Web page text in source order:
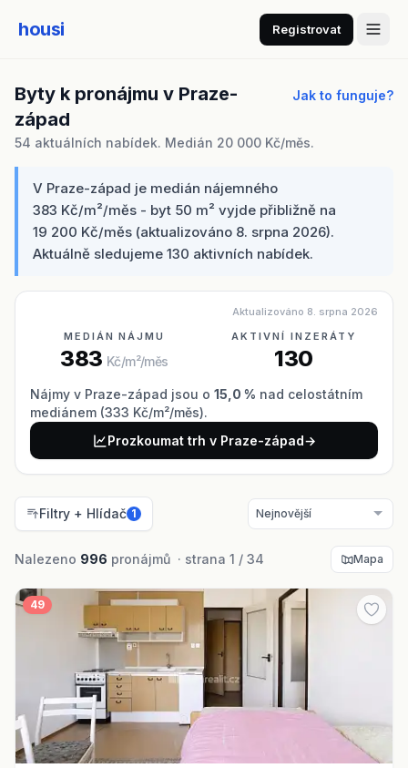
housi Registrovat
Byty k pronájmu v Praze-
západ
Jak to funguje?
54 aktuálních nabídek. Medián 20 000 Kč/měs.
V Praze-západ je medián nájemného
383 Kč/m²/měs - byt 50 m² vyjde přibližně na
19 200 Kč/měs (aktualizováno 8. srpna 2026).
Aktuálně sledujeme 130 aktivních nabídek.
Aktualizováno 8. srpna 2026
MEDIÁN NÁJMU
383 Kč/m²/měs
AKTIVNÍ INZERÁTY
130
Nájmy v Praze-západ jsou o 15,0 % nad celostátním
mediánem (333 Kč/m²/měs).
Prozkoumat trh v Praze-západ→
Filtry + Hlídač 1
Nalezeno 996 pronájmů · strana 1 / 34 Mapa
49